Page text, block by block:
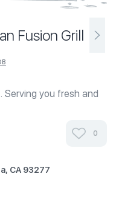
Fusion Grill
Serving you fresh and
See our complete
0
CA 93277